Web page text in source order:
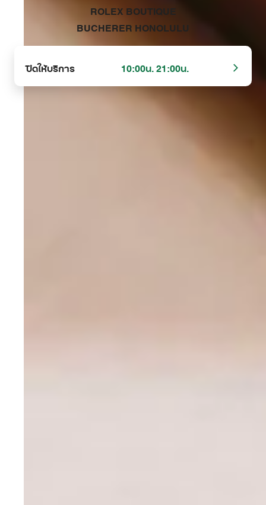
‭ROLEX BOUTIQUE
BUCHERER HONOLULU‬
ปิดให้บริการ 10:00น. 21:00น.